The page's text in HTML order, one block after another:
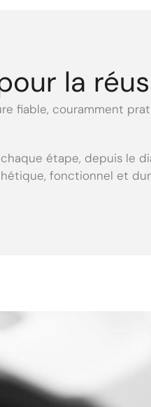
la
fiable, couramment
étape, depuis le
fonctionnel et